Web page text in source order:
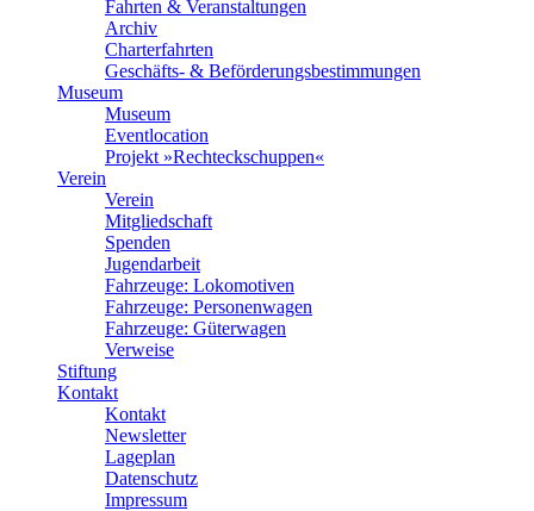
Fahrten & Veranstaltungen
Archiv
Charterfahrten
Geschäfts- & Beförderungsbestimmungen
Museum
Museum
Eventlocation
Projekt »Rechteckschuppen«
Verein
Verein
Mitgliedschaft
Spenden
Jugendarbeit
Fahrzeuge: Lokomotiven
Fahrzeuge: Personenwagen
Fahrzeuge: Güterwagen
Verweise
Stiftung
Kontakt
Kontakt
Newsletter
Lageplan
Datenschutz
Impressum